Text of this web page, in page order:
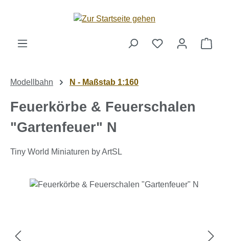
Zum Hauptinhalt springen
Modellbahn N - Maßstab 1:160
Feuerkörbe & Feuerschalen
"Gartenfeuer" N
Tiny World Miniaturen by ArtSL
Bildergalerie überspringen